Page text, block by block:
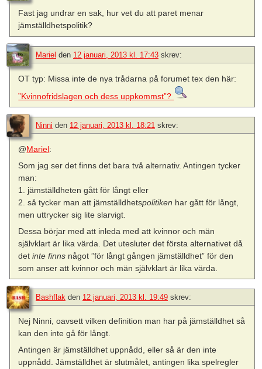
Fast jag undrar en sak, hur vet du att paret menar
jämställdhetspolitik?
Mariel den 12 januari, 2013 kl. 17:43 skrev:
OT typ: Missa inte de nya trådarna på forumet tex den här:
”Kvinnofridslagen och dess uppkommst”?
Ninni den 12 januari, 2013 kl. 18:21 skrev:
@Mariel:
Som jag ser det finns det bara två alternativ. Antingen tycker
man:
1. jämställdheten gått för långt eller
2. så tycker man att jämställdhetspolitiken har gått för långt,
men uttrycker sig lite slarvigt.
Dessa börjar med att inleda med att kvinnor och män
självklart är lika värda. Det utesluter det första alternativet då
detinte finns något ”för långt gången jämställdhet” för den
som anser att kvinnor och män självklart är lika värda.
Bashflak den 12 januari, 2013 kl. 19:49 skrev:
Nej Ninni, oavsett vilken definition man har på jämställdhet så
kan den inte gå för långt.
Antingen är jämställdhet uppnådd, eller så är den inte
uppnådd. Jämställdhet är slutmålet, antingen lika spelregler